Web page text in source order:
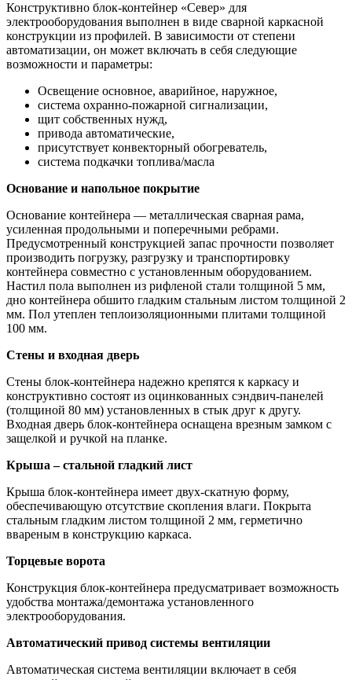
Конструктивно блок-контейнер «Север» для
электрооборудования выполнен в виде сварной каркасной
конструкции из профилей. В зависимости от степени
автоматизации, он может включать в себя следующие
возможности и параметры:
Освещение основное, аварийное, наружное,
система охранно-пожарной сигнализации,
щит собственных нужд,
привода автоматические,
присутствует конвекторный обогреватель,
система подкачки топлива/масла
Основание и напольное покрытие
Основание контейнера — металлическая сварная рама,
усиленная продольными и поперечными ребрами.
Предусмотренный конструкцией запас прочности позволяет
производить погрузку, разгрузку и транспортировку
контейнера совместно с установленным оборудованием.
Настил пола выполнен из рифленой стали толщиной 5 мм,
дно контейнера обшито гладким стальным листом толщиной 2
мм. Пол утеплен теплоизоляционными плитами толщиной
100 мм.
Стены и входная дверь
Стены блок-контейнера надежно крепятся к каркасу и
конструктивно состоят из оцинкованных сэндвич-панелей
(толщиной 80 мм) установленных в стык друг к другу.
Входная дверь блок-контейнера оснащена врезным замком с
защелкой и ручкой на планке.
Крыша – стальной гладкий лист
Крыша блок-контейнера имеет двух-скатную форму,
обеспечивающую отсутствие скопления влаги. Покрыта
стальным гладким листом толщиной 2 мм, герметично
ввареным в конструкцию каркаса.
Торцевые ворота
Конструкция блок-контейнера предусматривает возможность
удобства монтажа/демонтажа установленного
электрооборудования.
Автоматический привод системы вентиляции
Автоматическая система вентиляции включает в себя